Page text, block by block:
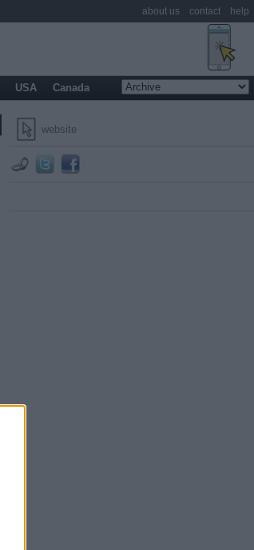
USA Canada
website
about us contact help